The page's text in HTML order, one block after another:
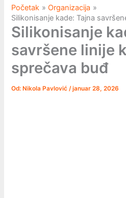
Početak
Organizacija
Silikonisanje kade: Tajna
Silikonisanje
savršene linije
sprečava buđ
Od: Nikola Pavlović/januar 28, 2026